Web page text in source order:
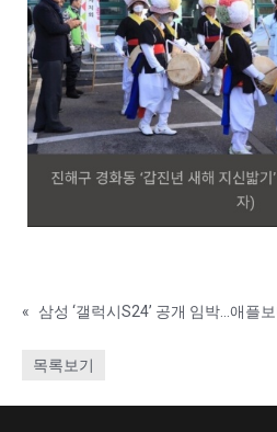
« 삼성 ‘갤럭시S24’ 공개 임박…애플
목록보기